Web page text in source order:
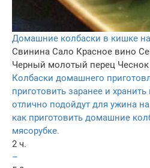
Домашние колбаски в кишке
Свинина Сало Красное вино
Черный молотый перец Чеснок
Колбаски домашнего
приготовить заранее и
отлично подойдут для ужина
как приготовить домашние
мясорубке.
2 ч.
–